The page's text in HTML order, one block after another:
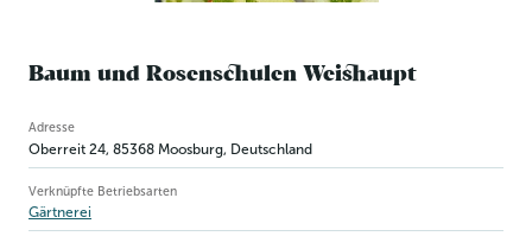
Baum und Rosenschulen Weishaupt
Betriebsinformation
Adresse
Oberreit 24, 85368 Moosburg, Deutschland
Verknüpfte Betriebsarten
Gärtnerei